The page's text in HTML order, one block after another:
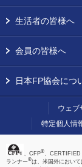
生活者の皆様へ
会員の皆様へ
日本FP協会につ
ウェブ
特定個人情
、CFP®、
ランナー®は、米国外におい